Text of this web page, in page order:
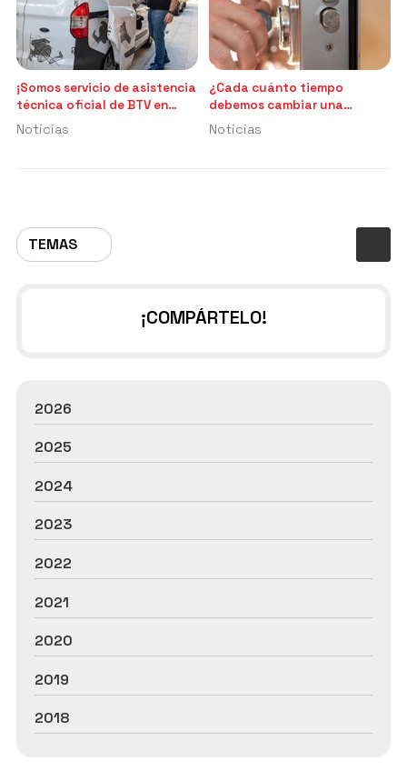
TEMAS
¡Somos servicio de asistencia
técnica oficial de BTV en
Pontevedra!
Noticias
¿Cada cuánto tiempo
debemos cambiar una
cerradura?
Noticias
¡COMPÁRTELO!
2026
2025
2024
2023
2022
2021
2020
2019
2018